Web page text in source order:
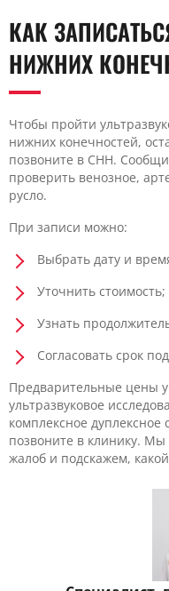
КАК
НИЖНИХ
Чтобы пройти
нижних конечностей,
позвоните в CHH.
проверить венозное,
русло.
При записи можно:
Выбрать дату и
Уточнить стоимость;
Узнать
Согласовать срок
Предварительные цены
ультразвуковое
комплексное
позвоните в клинику.
жалоб и подскажем,